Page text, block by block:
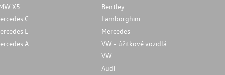
X5
C
E
A
Bentley
Lamborghini
Mercedes
VW - úžitkové vozidlá
VW
Audi